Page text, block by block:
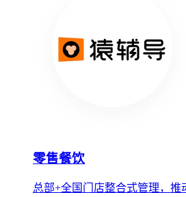
零售餐饮
总部+全国门店整合式管理，